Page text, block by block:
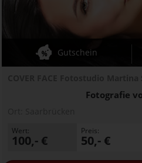
Fotografie
Gutschein
Wert:
100,- €
Preis:
50,- €